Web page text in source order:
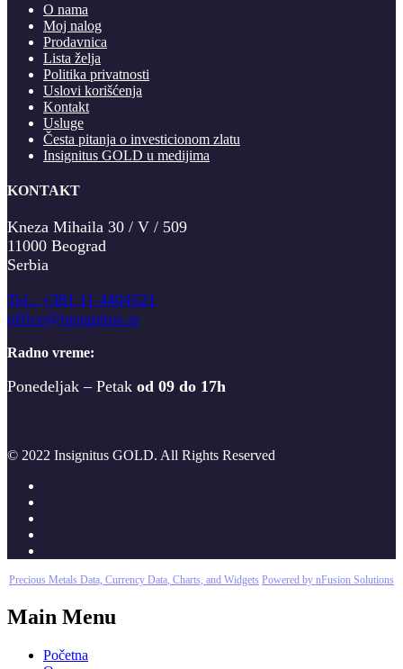
O nama
Moj nalog
Prodavnica
Lista želja
Politika privatnosti
Uslovi korišćenja
Kontakt
Usluge
Česta pitanja o investicionom zlatu
Insignitus GOLD u medijima
KONTAKT
Kneza Mihaila 30 / V / 509
11000 Beograd
Serbia
Tel.: +381 11 4404521
office@insignitus.rs
Radno vreme:
Ponedeljak – Petak od 09 do 17h
© 2022 Insignitus GOLD. All Rights Reserved
Precious Metals Data, Currency Data, Charts, and Widgets Powered by nFusion Solutions
Main Menu
Početna